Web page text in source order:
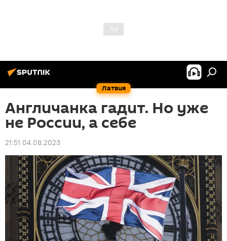
Латвия
Англичанка гадит. Но уже
не России, а себе
21:51 04.08.2023